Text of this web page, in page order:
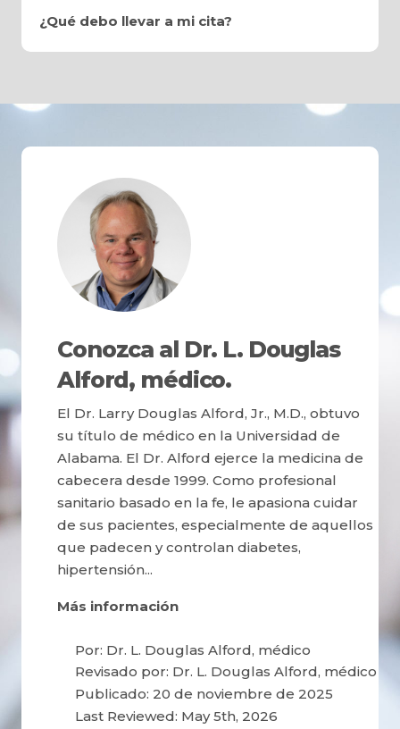
¿Qué debo llevar a mi cita?
Conozca al Dr. L. Douglas
Alford, médico.
El Dr. Larry Douglas Alford, Jr., M.D., obtuvo
su título de médico en la Universidad de
Alabama. El Dr. Alford ejerce la medicina de
cabecera desde 1999. Como profesional
sanitario basado en la fe, le apasiona cuidar
de sus pacientes, especialmente de aquellos
que padecen y controlan diabetes,
hipertensión...
Más información
Por: Dr. L. Douglas Alford, médico
Revisado por: Dr. L. Douglas Alford, médico
Publicado: 20 de noviembre de 2025
Last Reviewed: May 5th, 2026